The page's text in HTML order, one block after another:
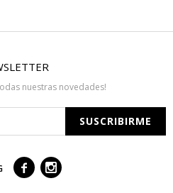
nuestras novedades!
SUSCRIBIRME
 